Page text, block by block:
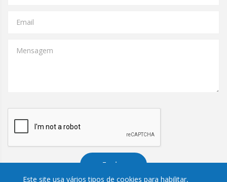
Este site usa vários tipos de cookies para habilitar,
Email
Mensagem
Enviar